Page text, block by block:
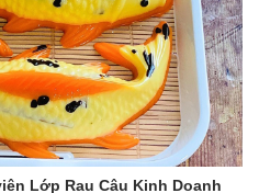
Lớp Rau Câu Kinh Doanh